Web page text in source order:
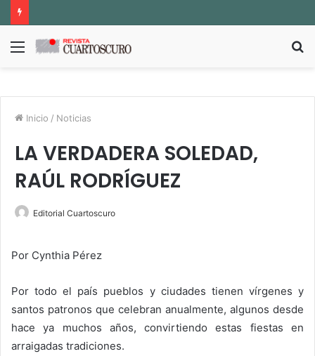
Menú
Inicio / Noticias
LA VERDADERA SOLEDAD,
RAÚL RODRÍGUEZ
Editorial Cuartoscuro
Por Cynthia Pérez
Por todo el país pueblos y ciudades tienen vírgenes y
santos patronos que celebran anualmente, algunos desde
hace ya muchos años, convirtiendo estas fiestas en
arraigadas tradiciones.